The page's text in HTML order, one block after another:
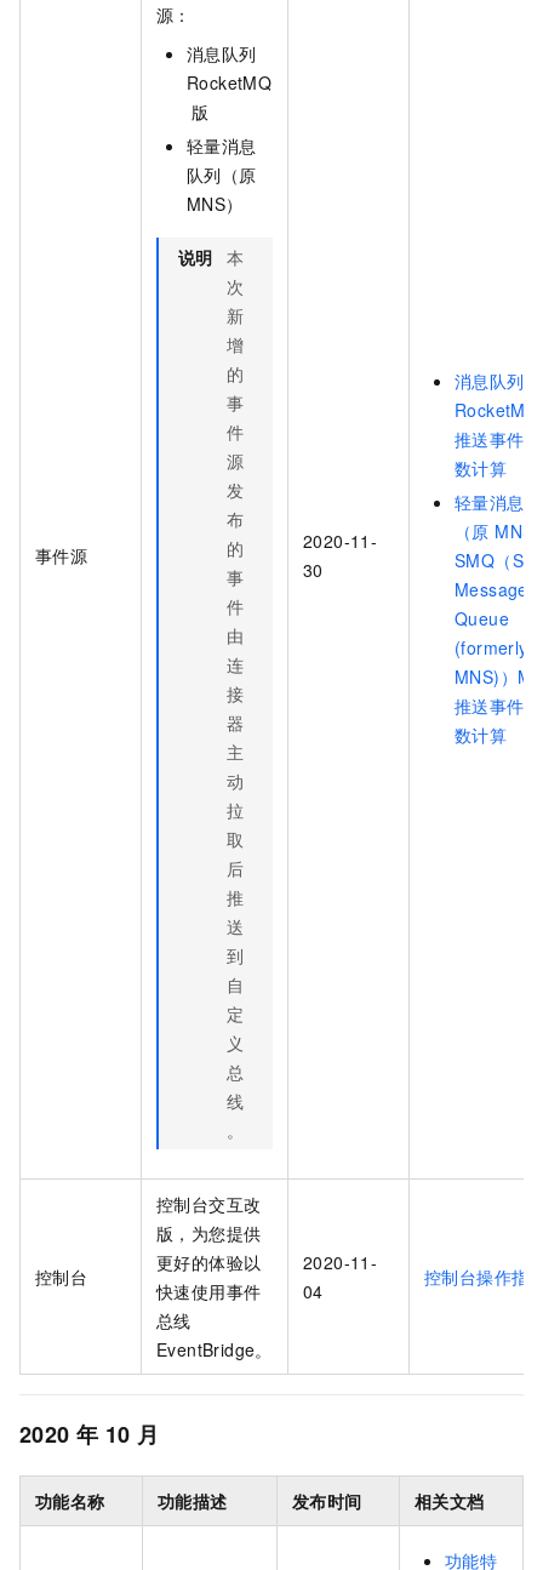
事件源
源：
消息队列
RocketMQ
版
轻量消息
队列（原
MNS）
说明 本
次
新
增
的
事
件
源
发
布
的
事
件
由
连
接
器
主
动
拉
取
后
推
送
到
自
定
义
总
线
。
2020-11-
30
消息队列
RocketMQ
推送事件
数计算
轻量消息
（原 MNS
SMQ（
Message
Queue
(formerly
MNS)）
推送事件
数计算
控制台
控制台交互改
版，为您提供
更好的体验以
快速使用事件
总线
EventBridge。
2020-11-
04
控制台操作指
2020 年 10 月
功能名称 功能描述 发布时间 相关文档
功能特